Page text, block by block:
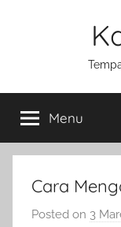
Menu
Cara
Posted on 3